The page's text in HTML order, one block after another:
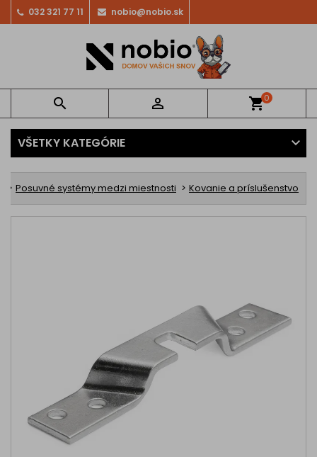
032 321 77 11 nobio@nobio.sk
  shopping_cart0
VŠETKY KATEGÓRIE
Posuvné systémy medzi miestnosti Kovanie a príslušenstvo